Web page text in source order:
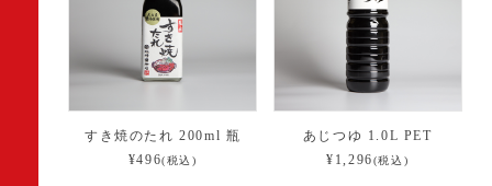
すき焼のたれ 200ml 瓶
¥496(税込)
あじつゆ 1.0L PET
¥1,296(税込)